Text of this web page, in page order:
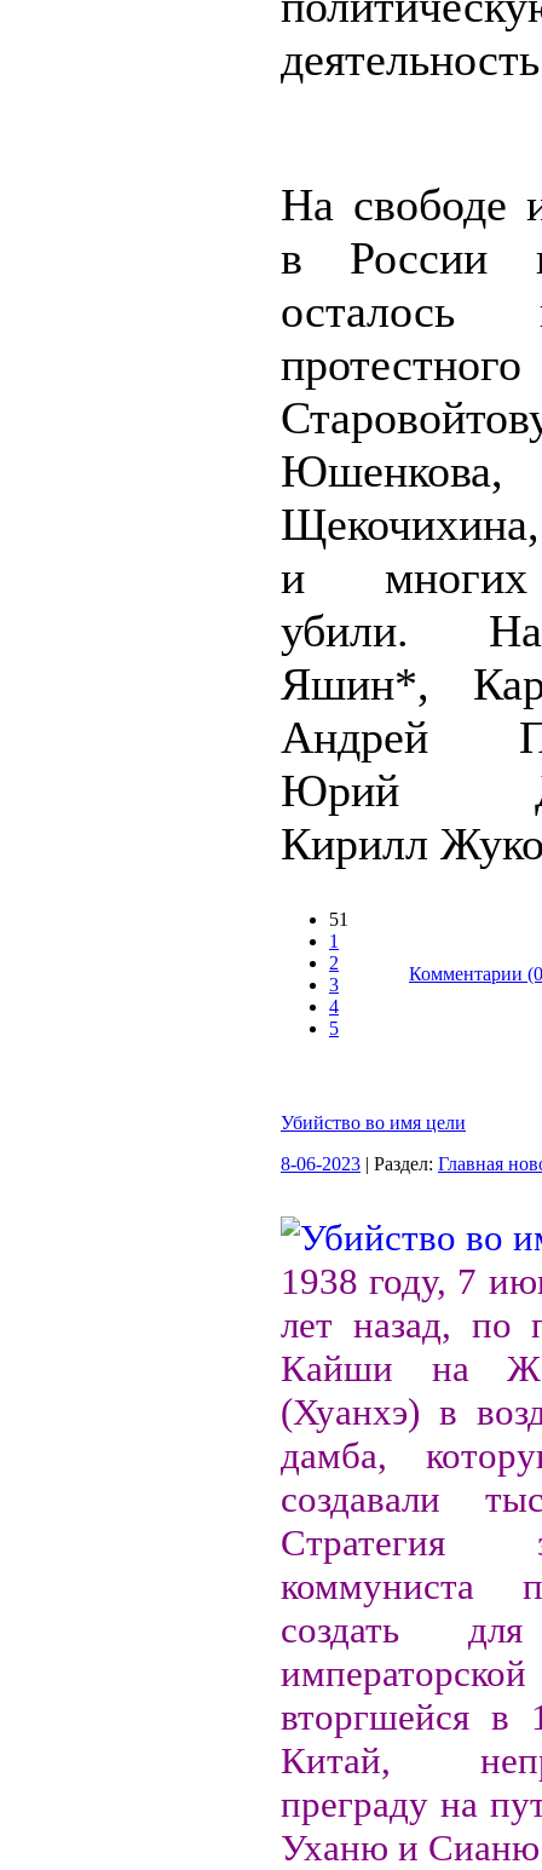
На свободе
в России
осталось
Юшенкова,
и многих
убили.
Яшин*,
Андрей
Юрий
Кирилл
51
1
2
3
4
5
Комментарии
Убийство во имя цели
8-06-2023 | Раздел: Главная
1938 году, 7
лет назад, по
Кайши на
(Хуанхэ) в
дамба,
создавали
Стратегия
коммуниста
создать
вторгшейся в
Китай,
преграду на
Уханю и